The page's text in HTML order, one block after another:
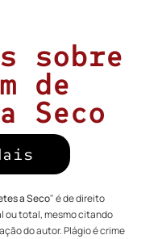
sobre
de
Seco
a Seco" é de direito
ou total, mesmo citando
do autor. Plágio é crime